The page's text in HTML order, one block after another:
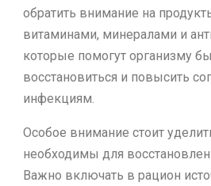
обратить внимание на
витаминами, минералами и
которые помогут организму
восстановиться и повысить
инфекциям.
Особое внимание стоит
необходимы для
Важно включать в рацион